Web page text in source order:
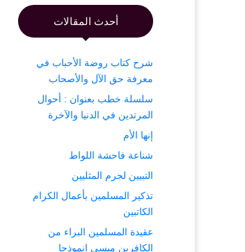
أحدث المقالات
شرح كتاب روضة الأحباب في
معرفة حق الآل والأصحاب
سلسلة خطب بعنوان : أحوال
المرتدين في الدنيا والآخرة
إنها الأم
شناعة فاحشة اللواط
التبيين لجرم المثليين
تذكير المسلمين بأعمال الكرام
الكاتبين
عقيدة المسلمين البراء من
الكافرين ميسي إنموذجا